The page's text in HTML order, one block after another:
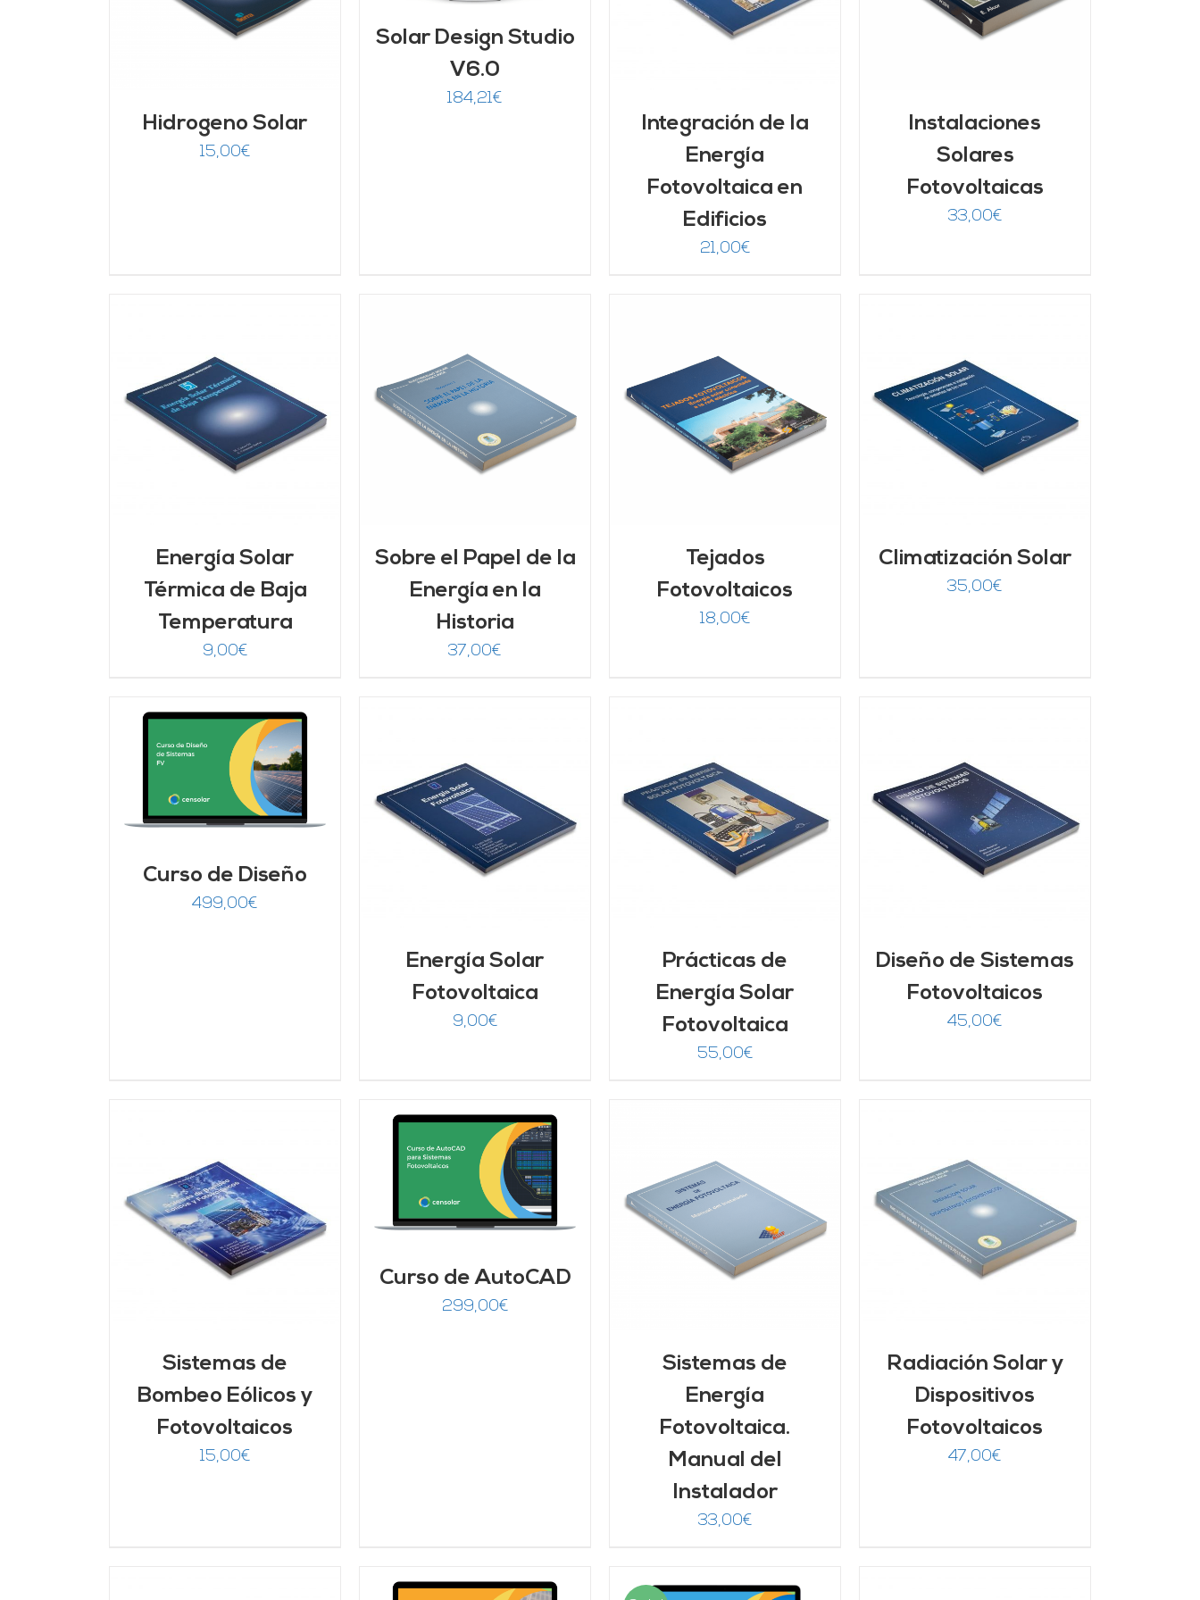
Hidrogeno Solar
15,00€
Solar Design Studio
V6.0
184,21€
Integración de la
Energía
Fotovoltaica en
Edificios
21,00€
Instalaciones
Solares
Fotovoltaicas
33,00€
Energía Solar
Térmica de Baja
Temperatura
9,00€
AÑADIR AL CARRITO
/
DETALLES
Sobre el Papel de la
Energía en la
Historia
37,00€
AÑADIR AL CARRITO
/
Tejados
Fotovoltaicos
18,00€
AÑADIR AL CARRITO
/
DETALLES
Climatización Solar
35,00€
Curso de Diseño
499,00€
AÑADIR AL CARRITO
DETALLES
Energía Solar
Fotovoltaica
9,00€
AÑADIR AL CARRITO
DETALLES
Prácticas de
Energía Solar
Fotovoltaica
55,00€
AÑADIR AL CARRITO
/
DETALLES
Diseño de Sistemas
Fotovoltaicos
45,00€
Sistemas de
Bombeo Eólicos y
Fotovoltaicos
15,00€
AÑADIR AL CARRITO
DETALLES
Curso de AutoCAD
299,00€
Valorado
con5.00de 5
AÑADIR AL CARRITO
/
Sistemas de
Energía
Fotovoltaica.
Manual del
Instalador
33,00€
AÑADIR AL CARRITO
/
DETALLES
Radiación Solar y
Dispositivos
Fotovoltaicos
47,00€